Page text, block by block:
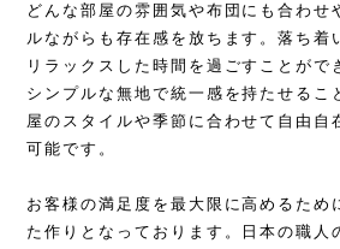
どんな部屋の雰囲気や布団にも合わせ
ルながらも存在感を放ちます。落ち着
リラックスした時間を過ごすことがで
シンプルな無地で統一感を持たせるこ
屋のスタイルや季節に合わせて自由自
可能です。
お客様の満足度を最大限に高めるため
た作りとなっております。日本の職人